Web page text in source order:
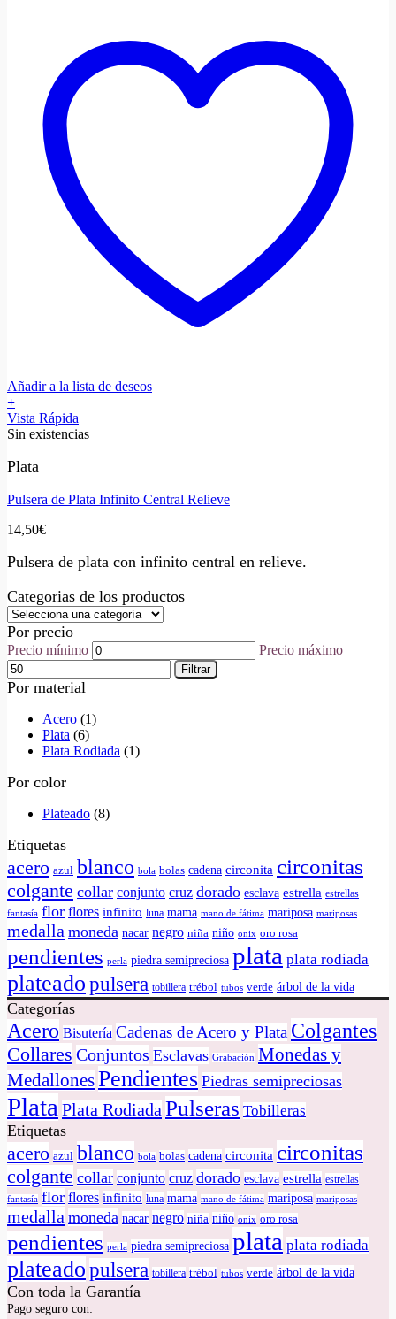
Añadir a la lista de deseos
+
Vista Rápida
Sin existencias
Plata
Pulsera de Plata Infinito Central Relieve
14,50€
Pulsera de plata con infinito central en relieve.
Categorias de los productos
Por precio
Precio mínimo Precio máximo
Filtrar
Por material
Acero (1)
Plata (6)
Plata Rodiada (1)
Por color
Plateado (8)
Etiquetas
acero azul blanco bola bolas cadena circonita circonitas
colgante collar conjunto cruz dorado esclava estrella estrellas
fantasía flor flores infinito luna mama mano de fátima mariposa mariposas
medalla moneda nacar negro niña niño onix oro rosa
pendientes perla piedra semipreciosa plata plata rodiada
plateadopulsera tobillera trébol tubos verde árbol de la vida
Categorías
Acero Bisutería Cadenas de Acero y Plata Colgantes
Collares Conjuntos Esclavas Grabación Monedas y
MedallonesPendientes Piedras semipreciosas
Plata Plata Rodiada Pulseras Tobilleras
Etiquetas
acero azul blanco bola bolas cadena circonita circonitas
colgante collar conjunto cruz dorado esclava estrella estrellas
fantasía flor flores infinito luna mama mano de fátima mariposa mariposas
medalla moneda nacar negro niña niño onix oro rosa
pendientes perla piedra semipreciosa plata plata rodiada
plateadopulsera tobillera trébol tubos verde árbol de la vida
Con toda la Garantía
Pago seguro con: